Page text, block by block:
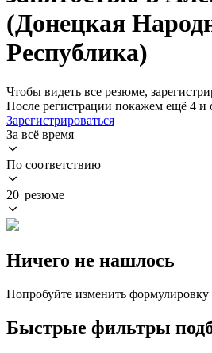
(Донецкая
Республика)
Чтобы видеть все резюме,
После регистрации покажем ещё 4 и
Зарегистрироваться
За всё время
По соответствию
20 резюме
Ничего не нашлось
Попробуйте изменить
Быстрые фильтры